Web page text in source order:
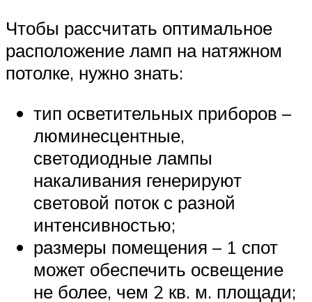
Чтобы рассчитать оптимальное
расположение ламп на натяжном
потолке, нужно знать:
тип осветительных приборов –
люминесцентные,
светодиодные лампы
накаливания генерируют
световой поток с разной
интенсивностью;
размеры помещения – 1 спот
может обеспечить освещение
не более, чем 2 кв. м. площади;